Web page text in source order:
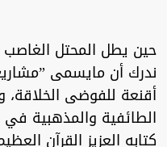
حين يطل المحتل
ندرك أن مايسمى
أقنعة للفوضى الخلاقة،
الطائفية والمذهبية
كتابه العزيز القرآن